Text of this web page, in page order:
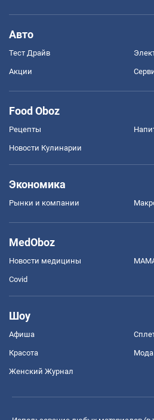
Авто
Тест Драйв
Акции
Food Oboz
Рецепты
Новости Кулинарии
Экономика
Рынки и компании
MedOboz
Новости медицины
Covid
Шоу
Афиша
Красота Мода
Женский Журнал